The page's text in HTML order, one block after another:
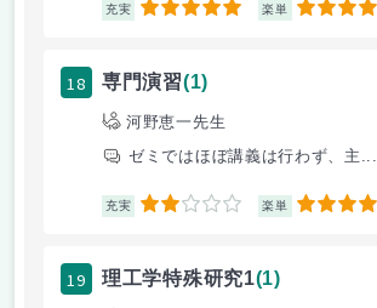
充実 5 楽単 5
18 専門演習(1)
河野恵一先生
ゼミではほぼ講義は行わず、主...
充実 2 楽単 5
19 理工学特殊研究1(1)